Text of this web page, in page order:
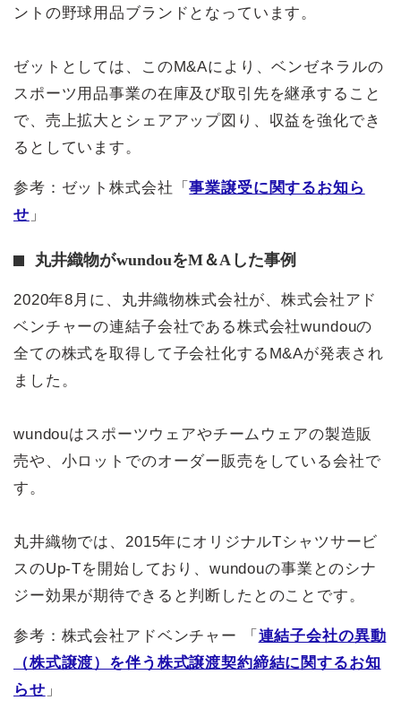
ントの野球用品ブランドとなっています。
ゼットとしては、このM&Aにより、ベンゼネラルの
スポーツ用品事業の在庫及び取引先を継承すること
で、売上拡大とシェアアップ図り、収益を強化でき
るとしています。
参考：ゼット株式会社「事業譲受に関するお知ら
せ 」
丸井織物がwundouをM＆Aした事例
2020年8月に、丸井織物株式会社が、株式会社アド
ベンチャーの連結子会社である株式会社wundouの
全ての株式を取得して子会社化するM&Aが発表され
ました。
wundouはスポーツウェアやチームウェアの製造販
売や、小ロットでのオーダー販売をしている会社で
す。
丸井織物では、2015年にオリジナルTシャツサービ
スのUp-Tを開始しており、wundouの事業とのシナ
ジー効果が期待できると判断したとのことです。
参考：株式会社アドベンチャー 「 連結子会社の異動
（株式譲渡）を伴う株式譲渡契約締結に関するお知
らせ 」